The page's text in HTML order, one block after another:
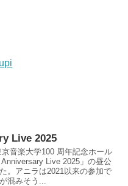
Live 2025
音楽大学100 周年記念ホール
Live 2025」の昼公
。アニラは2021以来の参加で
混みそう...